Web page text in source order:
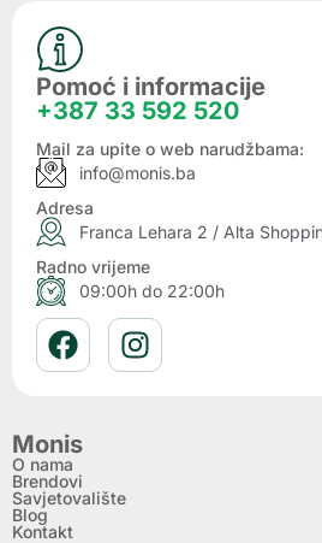
Pomoć i informacije
+387 33 592 520
Mail za upite o web narudžbama:
info@monis.ba
Adresa
Franca Lehara 2 / Alta
Radno vrijeme
09:00h do 22:00h
Monis
O nama
Brendovi
Savjetovalište
Blog
Kontakt